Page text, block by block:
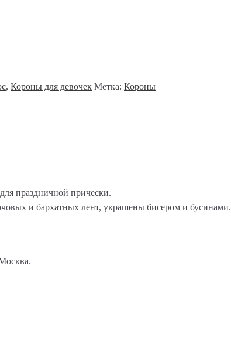
, Короны для девочек Метка: Короны
праздничной прически.
и бархатных лент, украшены бисером и бусинами.